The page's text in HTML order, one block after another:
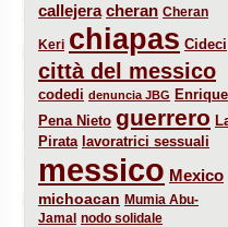
callejera cheran Cheran
Keri chiapas Cideci
città del messico
codedi denuncia JBG Enrique
Pena Nieto guerrero
Pirata lavoratrici sessuali
messico Mexico
michoacan Mumia Abu-
Jamal nodo solidale